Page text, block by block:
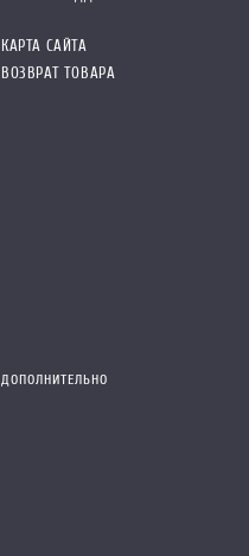
КАРТА САЙТА
ВОЗВРАТ ТОВАРА
ДОПОЛНИТЕЛЬНО